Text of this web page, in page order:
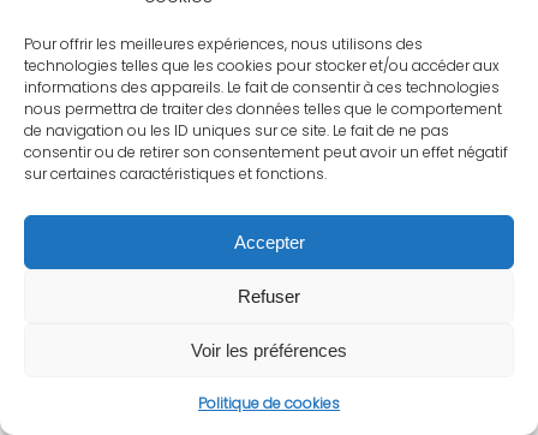
Pour offrir les meilleures expériences, nous utilisons des
technologies telles que les cookies pour stocker et/ou accéder aux
informations des appareils. Le fait de consentir à ces technologies
nous permettra de traiter des données telles que le comportement
de navigation ou les ID uniques sur ce site. Le fait de ne pas
consentir ou de retirer son consentement peut avoir un effet négatif
sur certaines caractéristiques et fonctions.
Accepter
Refuser
Voir les préférences
Politique de cookies